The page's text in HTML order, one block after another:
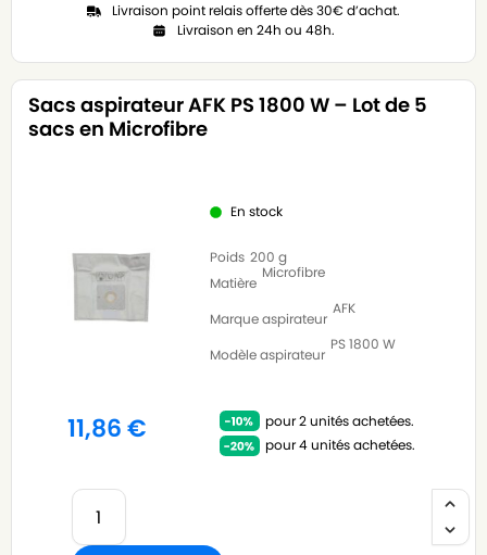
Livraison point relais offerte dès 30€ d’achat.
Livraison en 24h ou 48h.
Sacs aspirateur AFK PS 1800 W – Lot de 5
sacs en Microfibre
En stock
Poids 200 g
Matière
Microfibre
Marque aspirateur
AFK
Modèle aspirateur
PS 1800 W
11,86€
pour 2 unités achetées.
pour 4 unités achetées.